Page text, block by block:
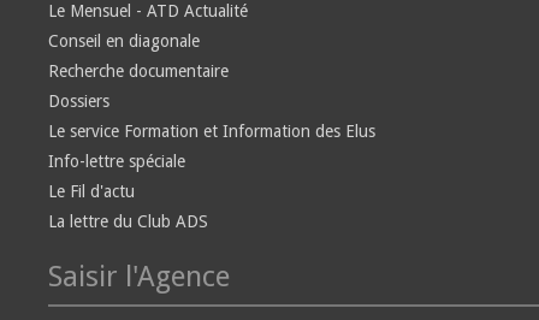
Le Mensuel - ATD Actualité
Conseil en diagonale
Recherche documentaire
Dossiers
Le service Formation et Information des Elus
Info-lettre spéciale
Le Fil d'actu
La lettre du Club ADS
Saisir l'Agence